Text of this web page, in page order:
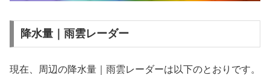
降水量｜雨雲レーダー
現在、周辺の降水量｜雨雲レーダーは以下のとおりです。